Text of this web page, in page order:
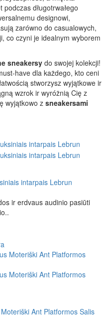
długotrwałego
designowi,
zarówno do casualowych,
co czyni je idealnym wyborem
sneakersy do swojej kolekcji!
have dla każdego, kto ceni
stworzysz wyjątkowe ir
wzrok ir wyróżnią Cię z
wyjątkowo z sneakersami
intarpais Lebrun
ir erdvaus audinio pasiūti
Ant Platformos Salis